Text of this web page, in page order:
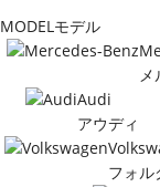
MODELモデル
メ
Audi
アウディ
フォル